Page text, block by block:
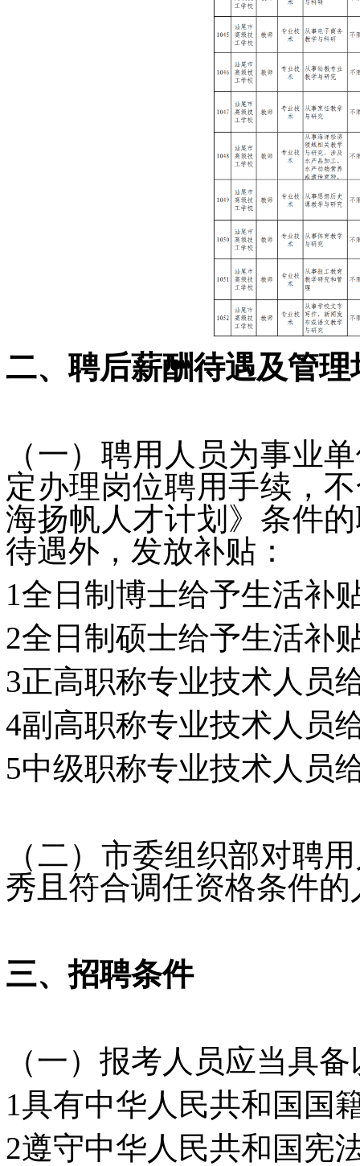
二、聘后薪酬待遇及管理
（一）聘用人员为事业
定办理岗位聘用手续，
海扬帆人才计划》条件
待遇外，发放补贴：
1全日制博士给予生活补
2全日制硕士给予生活补
3正高职称专业技术人员
4副高职称专业技术人员
5中级职称专业技术人员
（二）市委组织部对聘
秀且符合调任资格条件
三、招聘条件
（一）报考人员应当具
1具有中华人民共和国国
2遵守中华人民共和国宪